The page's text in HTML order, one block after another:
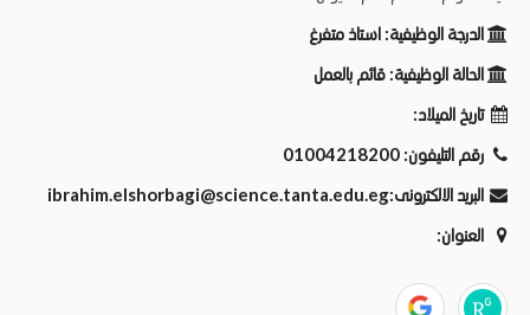
الدرجة الوظيفية: استاذ متفرغ
الحالة الوظيفية: قائم بالعمل
تاريخ الميلاد:
رقم التليفون: 01004218200
البريد الالكترونى:ibrahim.elshorbagi@science.tanta.edu.eg
العنوان: